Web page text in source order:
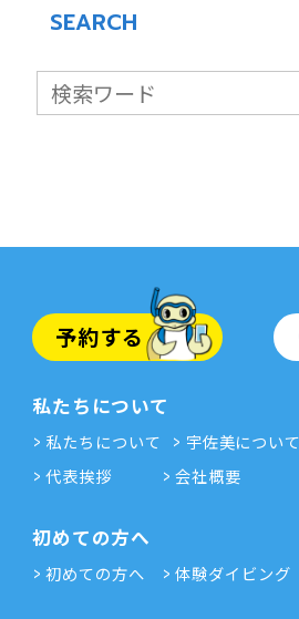
SEARCH
予約する
私たちについて
私たちについて 宇佐美について
代表挨拶
会社概要
初めての方へ
初めての方へ 体験ダイビング